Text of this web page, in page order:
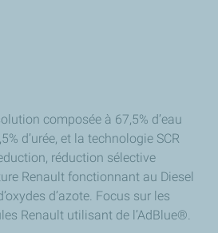
composée à 67,5% d’eau
d’urée, et la technologie SCR
réduction sélective
Renault fonctionnant au Diesel
d’azote. Focus sur les
Renault utilisant de l’AdBlue®.